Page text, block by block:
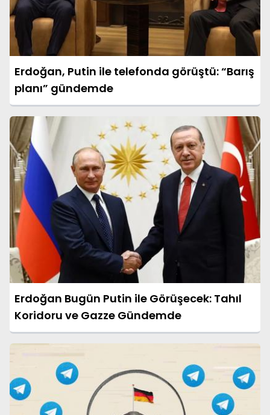
Erdoğan, Putin ile telefonda görüştü: “Barış
planı” gündemde
Erdoğan Bugün Putin ile Görüşecek: Tahıl
Koridoru ve Gazze Gündemde